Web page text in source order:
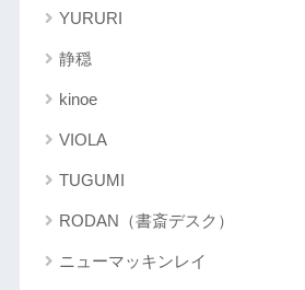
YURURI
静穏
kinoe
VIOLA
TUGUMI
RODAN（書斎デスク）
ニューマッキンレイ